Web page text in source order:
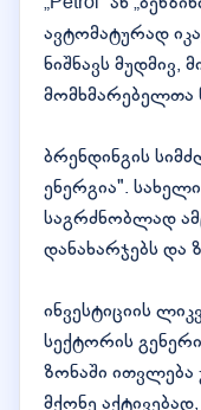
ავტომატურად
ნიშნავს მუდმივ,
მომხმარებელთა
ბრენდინგის
ენერგია".
საგრძნობლად
დანახარჯებს და
ინვესტიციის
სექტორის
ზონაში
მქონე